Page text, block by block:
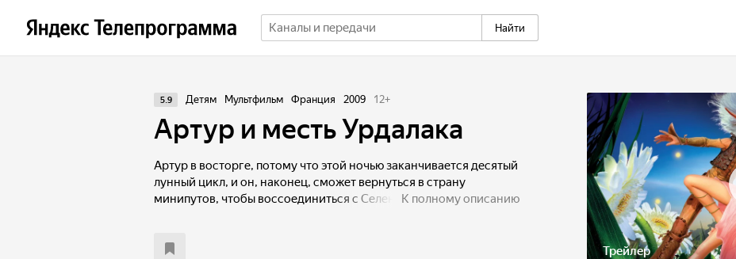
Найти
Трейлер
5.9 Детям Мультфильм Франция 2009 12+
Артур и месть Урдалака
Артур в восторге, потому что этой ночью заканчивается десятый
лунный цикл, и он, наконец, сможет вернуться в страну
минипутов, чтобы воссоединиться с Селенией. В деревне
отец Артура именно в этот долгожданный день объявляет, что
К полному описанию